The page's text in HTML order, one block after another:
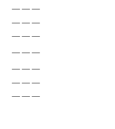
— — —
— — —
— — —
— — —
— — —
— — —
— — —